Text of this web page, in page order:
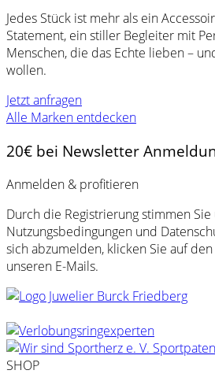
Jedes Stück ist mehr als ein
Statement, ein stiller Begleiter mit
Menschen, die das Echte lieben –
wollen.
Jetzt anfragen
Alle Marken entdecken
20€ bei Newsletter
Anmelden & profitieren
Durch die Registrierung stimmen
Nutzungsbedingungen und
sich abzumelden, klicken Sie auf
unseren E-Mails.
SHOP